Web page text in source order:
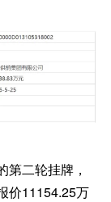
二轮挂牌，
价11154.25万